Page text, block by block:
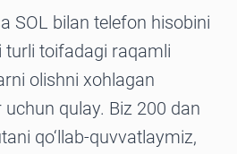
SOL bilan telefon hisobini
turli toifadagi raqamli
olishni xohlagan
qulay. Biz 200 dan
qo‘llab-quvvatlaymiz,